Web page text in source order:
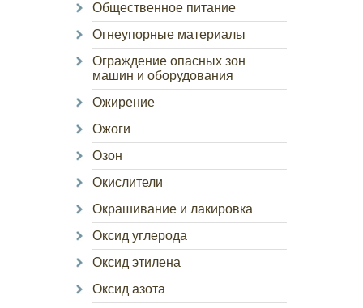
Общественное питание
Огнеупорные материалы
Ограждение опасных зон
машин и оборудования
Ожирение
Ожоги
Озон
Окислители
Окрашивание и лакировка
Оксид углерода
Оксид этилена
Оксид азота